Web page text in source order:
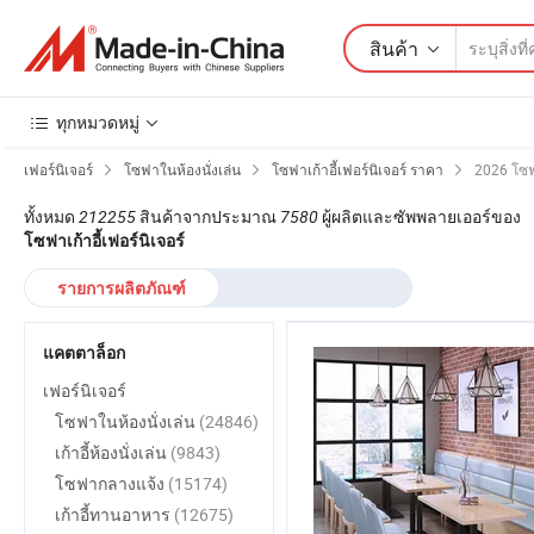
สินค้า
ทุกหมวดหมู่
เฟอร์นิเจอร์ โซฟาในห้องนั่งเล่น โซฟาเก้าอี้เฟอร์นิเจอร์ ราคา 2026 โซ
ทั้งหมด 212255 สินค้าจากประมาณ 7580 ผู้ผลิตและซัพพลายเออร์ของ
โซฟาเก้าอี้เฟอร์นิเจอร์
รายการผลิตภัณฑ์
แคตตาล็อก
เฟอร์นิเจอร์
โซฟาในห้องนั่งเล่น (24846)
เก้าอี้ห้องนั่งเล่น (9843)
โซฟากลางแจ้ง (15174)
เก้าอี้ทานอาหาร (12675)